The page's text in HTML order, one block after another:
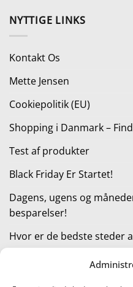
NYTTIGE LINKS
Kontakt Os
Mette Jensen
Cookiepolitik (EU)
Shopping i Danmark –
Test af produkter
Black Friday Er Startet!
Dagens, ugens og
besparelser!
Hvor er de bedste steder